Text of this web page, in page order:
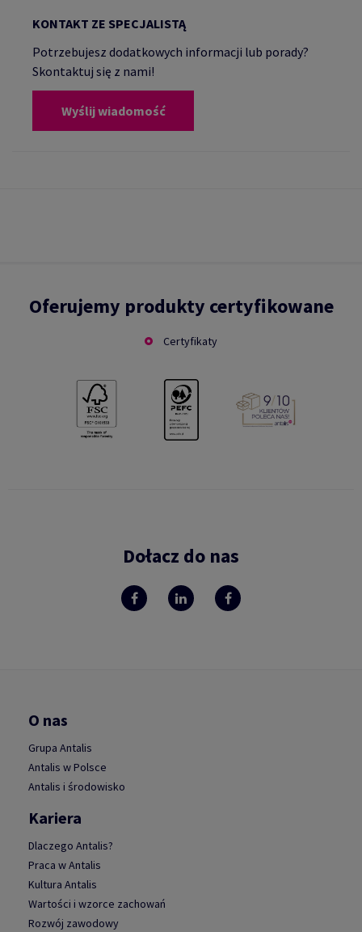
KONTAKT ZE SPECJALISTĄ
Potrzebujesz dodatkowych informacji lub porady?
Skontaktuj się z nami!
Wyślij wiadomość
Oferujemy produkty certyfikowane
Certyfikaty
Dołacz do nas
O nas
Grupa Antalis
Antalis w Polsce
Antalis i środowisko
Kariera
Dlaczego Antalis?
Praca w Antalis
Kultura Antalis
Wartości i wzorce zachowań
Rozwój zawodowy